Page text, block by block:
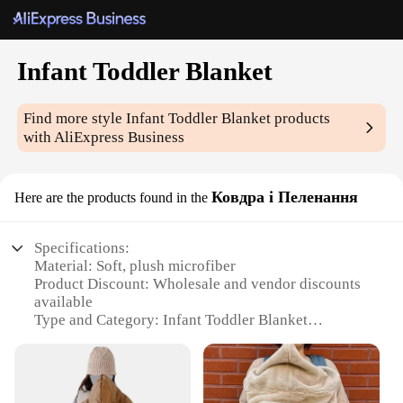
Infant Toddler Blanket
Find more styleInfant Toddler Blanket products
with AliExpress Business
Here are the products found in the Ковдра і Пеленання
Specifications:
Material: Soft, plush microfiber
Product Discount: Wholesale and vendor discounts
available
Type and Category: Infant Toddler Blanket
Usage and Purpose: Ideal for swaddling, cuddling,
and comforting infants and toddlers